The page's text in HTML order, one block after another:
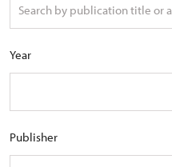
Year
Publisher